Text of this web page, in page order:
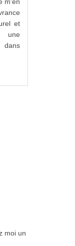
et
une
dans
moi un